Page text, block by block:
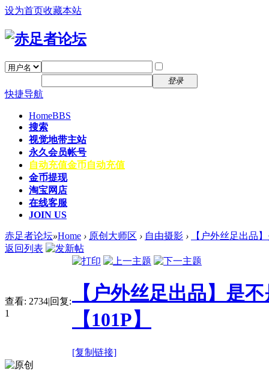
设为首页收藏本站
登录
快捷导航
HomeBBS
搜索
视觉地带主站
永久会员帐号
自动充值金币自动充值
金币提现
淘宝网店
在线客服
JOIN US
赤足者论坛»Home › 原创大师区 › 自由摄影 ›
【户外丝足出品
返回列表
查看: 2734|回复:
1
【户外丝足出品】是
【101P】
[复制链接]